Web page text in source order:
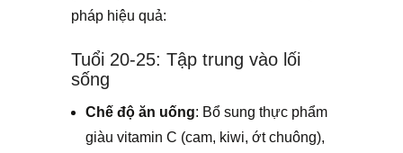
pháp hiệu quả:
Tuổi 20-25: Tập trung vào lối
sống
Chế độ ăn uống: Bổ sung thực phẩm
giàu vitamin C (cam, kiwi, ớt chuông),